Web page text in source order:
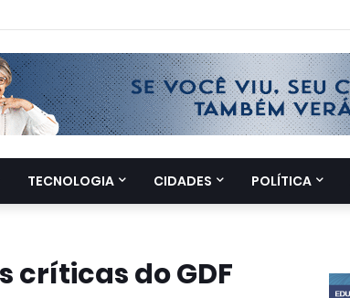
TECNOLOGIA CIDADES POLÍTICA
críticas do GDF